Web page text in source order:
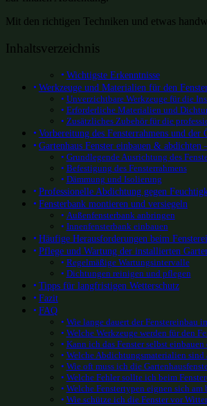
Mit den richtigen Techniken und etwas
Inhaltsverzeichnis
Wichtigste Erkenntnisse
Werkzeuge und Materialien für den
Unverzichtbare Werkzeuge für die
Erforderliche Materialien und
Zusätzliches Zubehör für die
Vorbereitung des Fensterrahmens und der
Gartenhaus Fenster einbauen &
Grundlegende Ausrichtung des
Befestigung des Fensterrahmens
Dämmung und Isolierung
Professionelle Abdichtung gegen
Fensterbank montieren und versiegeln
Außenfensterbank anbringen
Innenfensterbank einbauen
Häufige Herausforderungen beim
Pflege und Wartung der installierten
Regelmäßige Wartungsintervalle
Dichtungen reinigen und pflegen
Tipps für langfristigen Wetterschutz
Fazit
FAQ
Wie lange dauert der Fenstereinbau
Welche Werkzeuge werden für den
Kann ich das Fenster selbst
Welche Abdichtungsmaterialien sind
Wie oft muss ich die
Welche Fehler sollte ich beim
Welche Fenstertypen eignen sich am
Wie schütze ich die Fenster vor